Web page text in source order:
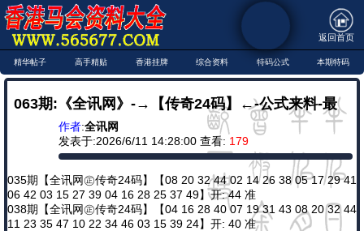
返回首页
精华帖子 高手精贴 香港挂牌 综合资料 特码公式 本期特码
063期:《全讯网》-→【传奇24码】←-公式来料-最
猛爆料←共同铲庄★期期实战
作者:全讯网
发表于:2026/6/11 14:28:00 查看: 179
035期【全讯网㊣传奇24码】【08 20 32 44 02 14 26 38 05 17 29 41
06 42 03 15 27 39 04 16 28 25 37 49】开: 44 准
038期【全讯网㊣传奇24码】【04 16 28 40 07 19 31 43 08 20 32 44
11 23 35 47 10 22 34 46 03 15 39 24】开: 40 准